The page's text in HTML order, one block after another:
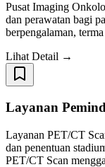
Pusat Imaging
dan perawatan bagi
berpengalaman, terma
Lihat Detail →
Layanan
Layanan PET/CT
dan penentuan
PET/CT Scan